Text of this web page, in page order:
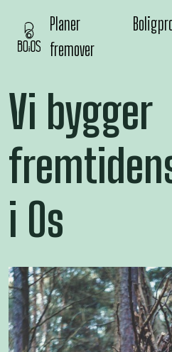
Planer
fremover
Vi bygger
i Os